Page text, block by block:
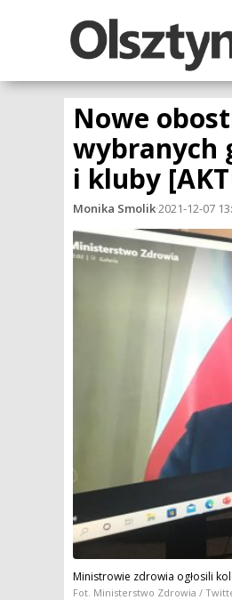
Nowe
wybranych
i kluby
Monika Smolik·2021-12-07
Ministrowie zdrowia ogłosili
Fot. Ministerstwo Zdrowia /